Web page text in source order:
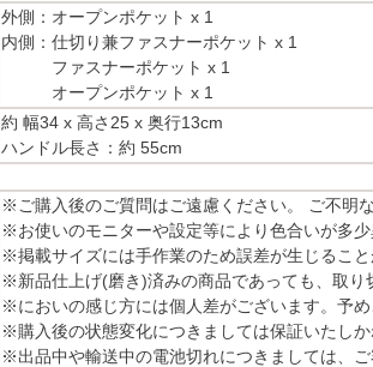
外側：オープンポケット x 1
内側：仕切り兼ファスナーポケット x 1
ファスナーポケット x 1
オープンポケット x 1
約 幅34 x 高さ25 x 奥行13cm
ハンドル長さ：約 55cm
※ご購入後のご質問はご遠慮ください。 ご不明
※お使いのモニターや設定等により色合いが多少
※掲載サイズには手作業のため誤差が生じること
※新品仕上げ(磨き)済みの商品であっても、取り
※においの感じ方には個人差がございます。予め
※購入後の状態変化につきましては保証いたしか
※出品中や輸送中の電池切れにつきましては、ご